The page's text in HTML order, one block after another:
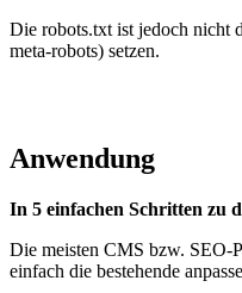
Die robots.txt ist jedoch nicht
meta-robots) setzen.
Anwendung
In 5 einfachen Schritten zu
Die meisten CMS bzw. SEO-
einfach die bestehende